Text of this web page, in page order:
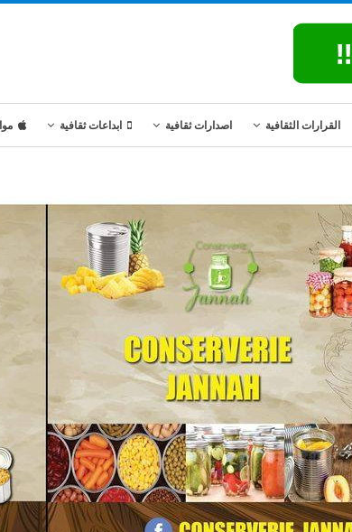
القرارات الثقافية اصدارات ثقافية ابداعات ثقافية